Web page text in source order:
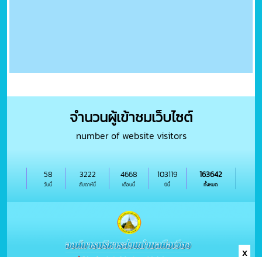
x
จำนวนผู้เข้าชมเว็บไซต์
number of website visitors
วันนี้
58
สัปดาห์นี้
3222
เดือนนี้
4668
ปีนี้
103119
ทั้งหมด
163642